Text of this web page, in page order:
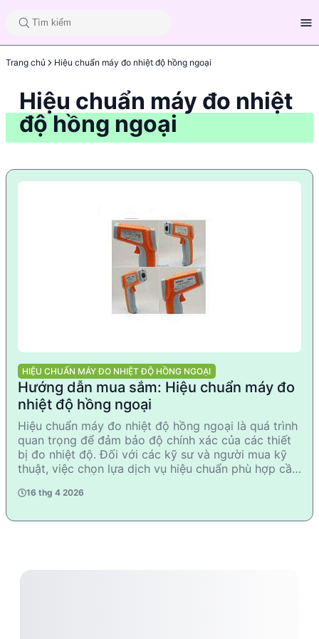
Trang chủ Hiệu chuẩn máy đo nhiệt độ hồng ngoại
Hiệu chuẩn máy đo nhiệt
độ hồng ngoại
HIỆU CHUẨN MÁY ĐO NHIỆT ĐỘ HỒNG NGOẠI
Hướng dẫn mua sắm: Hiệu chuẩn máy đo
nhiệt độ hồng ngoại
Hiệu chuẩn máy đo nhiệt độ hồng ngoại là quá trình
quan trọng để đảm bảo độ chính xác của các thiết
bị đo nhiệt độ. Đối với các kỹ sư và người mua kỹ
thuật, việc chọn lựa dịch vụ hiệu chuẩn phù hợp cần
và chứng chỉ đạt chuẩn ISO17025. Các nhà sản xuất
Omron cung cấp dịch vụ hiệu chuẩn chuyên nghiệp,
cậy của thiết bị đo nhiệt độ hồng ngoại.
16 thg 4 2026